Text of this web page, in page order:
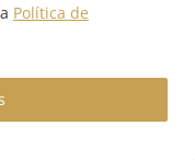
Política de